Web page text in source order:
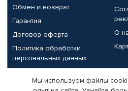
Обмен и возврат
Гарантия
Договор-оферта
Политика обработки
персональных данных
О
Партнерам
Мы используем файлы